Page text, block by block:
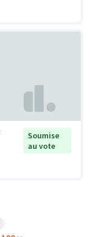
Soumise
au vote